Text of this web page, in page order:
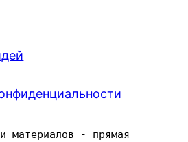
материалов - прямая